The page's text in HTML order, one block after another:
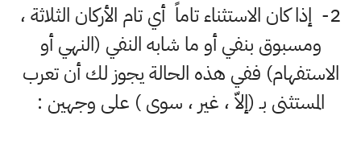
2- إذا كان الاستثناء تاماً أي تام الأركان الثلاثة ،
ومسبوق بنفي أو ما شابه النفي (النهي أو
الاستفهام) ففي هذه الحالة يجوز لك أن تعرب
المستثنى بـ (إلاّ ، غير ، سوى ) على وجهين :